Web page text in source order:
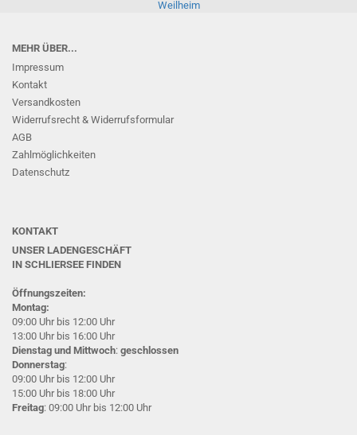
Weilheim
MEHR ÜBER...
Impressum
Kontakt
Versandkosten
Widerrufsrecht & Widerrufsformular
AGB
Zahlmöglichkeiten
Datenschutz
KONTAKT
UNSER LADENGESCHÄFT
IN SCHLIERSEE FINDEN
Öffnungszeiten:
Montag:
09:00 Uhr bis 12:00 Uhr
13:00 Uhr bis 16:00 Uhr
Dienstag und Mittwoch: geschlossen
Donnerstag:
09:00 Uhr bis 12:00 Uhr
15:00 Uhr bis 18:00 Uhr
Freitag: 09:00 Uhr bis 12:00 Uhr